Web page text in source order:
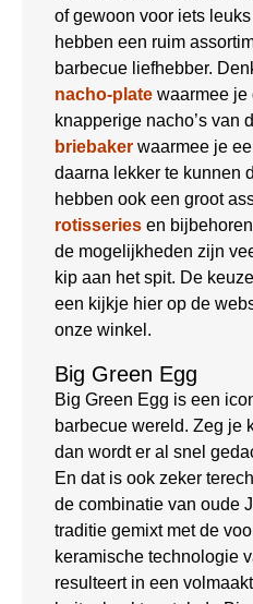
of gewoon voor iets
hebben een ruim
barbecue liefhebber.
nacho-plate waarmee je
knapperige nacho’s van
briebaker waarmee je
daarna lekker te kunnen
hebben ook een groot
rotisseries en
de mogelijkheden zijn
kip aan het spit. De
een kijkje hier op de
onze winkel.
Big Green Egg
Big Green Egg is een
barbecue wereld. Zeg je
dan wordt er al snel
En dat is ook zeker
de combinatie van oude
traditie gemixt met de
keramische technologie
resulteert in een